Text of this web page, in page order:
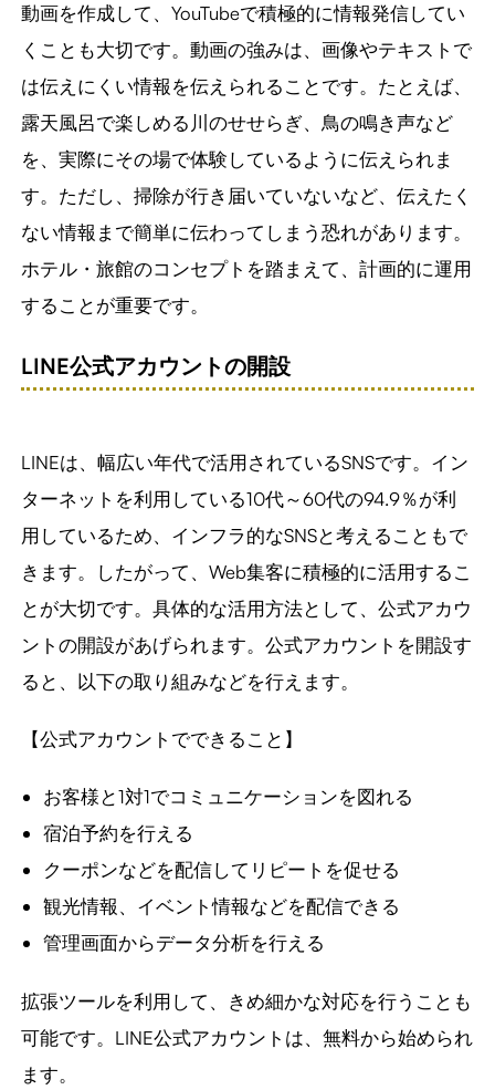
動画を作成して、YouTubeで積極的に情報発信してい
くことも大切です。動画の強みは、画像やテキストで
は伝えにくい情報を伝えられることです。たとえば、
露天風呂で楽しめる川のせせらぎ、鳥の鳴き声など
を、実際にその場で体験しているように伝えられま
す。ただし、掃除が行き届いていないなど、伝えたく
ない情報まで簡単に伝わってしまう恐れがあります。
ホテル・旅館のコンセプトを踏まえて、計画的に運用
することが重要です。
LINE公式アカウントの開設
LINEは、幅広い年代で活用されているSNSです。イン
ターネットを利用している10代～60代の94.9％が利
用しているため、インフラ的なSNSと考えることもで
きます。したがって、Web集客に積極的に活用するこ
とが大切です。具体的な活用方法として、公式アカウ
ントの開設があげられます。公式アカウントを開設す
ると、以下の取り組みなどを行えます。
【公式アカウントでできること】
お客様と1対1でコミュニケーションを図れる
宿泊予約を行える
クーポンなどを配信してリピートを促せる
観光情報、イベント情報などを配信できる
管理画面からデータ分析を行える
拡張ツールを利用して、きめ細かな対応を行うことも
可能です。LINE公式アカウントは、無料から始められ
ます。